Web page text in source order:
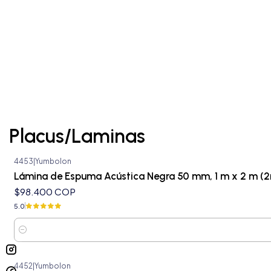
Placus/Laminas
4453 Yumbolon
Lámina de Espuma Acústica Negra 50 mm, 1 m x 2 m
$98.400 COP
5.0
Cantidad
4452 Yumbolon